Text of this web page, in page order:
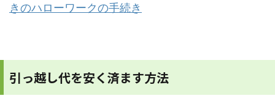
きのハローワークの手続き
引っ越し代を安く済ます方法